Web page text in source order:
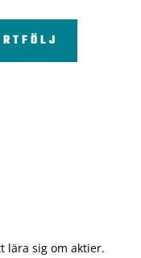
lära sig om aktier.